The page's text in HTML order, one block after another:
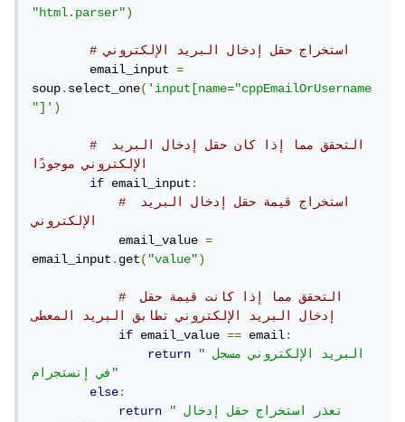
"html.parser")
# استخراج حقل إدخال البريد الإلكتروني
        email_input
=
soup.select_one('input[name="cppEmailOrUsername
"]')
# التحقق مما إذا كان حقل إدخال البريد
الإلكتروني موجودًا
if email_input:
# استخراج قيمة حقل إدخال البريد
الإلكتروني
            email_value
=
email_input.get("value")
# التحقق مما إذا كانت قيمة حقل
إدخال البريد الإلكتروني تطابق البريد المعطى
if email_value == email:
return
"البريد الإلكتروني مسجل
في إنستجرام"
else:
return
"تعذر استخراج حقل إدخال